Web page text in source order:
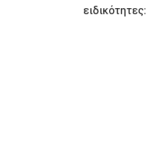
ειδικότητες: